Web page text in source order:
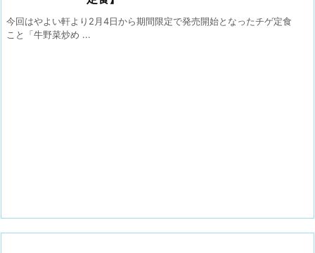
今回はやよい軒より2月4日から期間限定で発売開始となったチゲ定食
こと「牛野菜炒め ...